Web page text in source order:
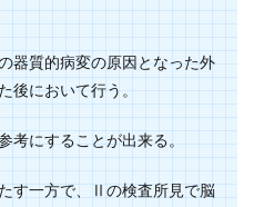
器質的病変の原因となった外
後において行う。
考にすることが出来る。
す一方で、Ⅱの検査所見で脳